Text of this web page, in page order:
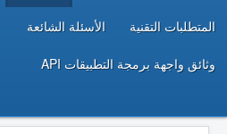
المتطلبات التقنية الأسئلة الشائعة
وثائق واجهة برمجة التطبيقات API